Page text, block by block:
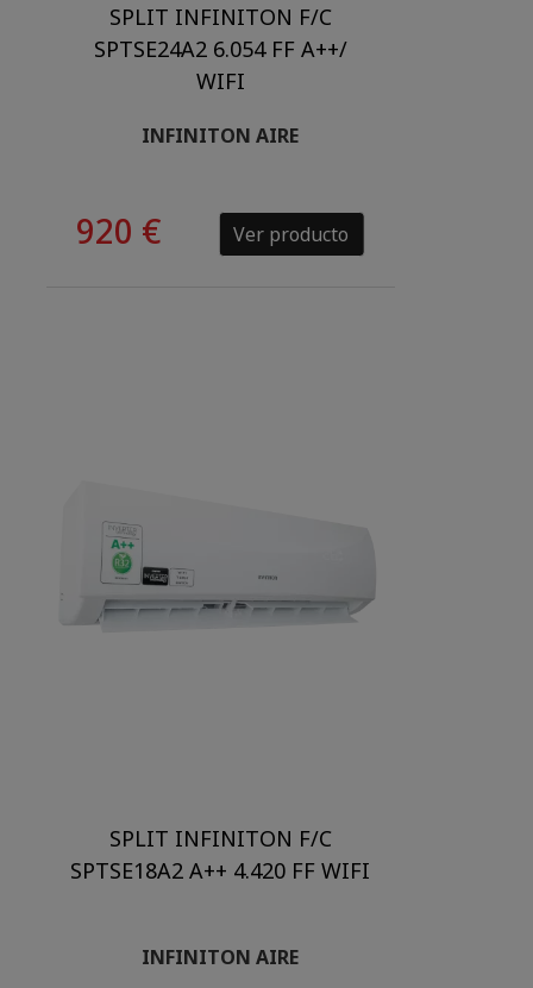
SPLIT INFINITON F/C
SPTSE24A2 6.054 FF A++/
WIFI
INFINITON AIRE
920 € Ver producto
SPLIT INFINITON F/C
SPTSE18A2 A++ 4.420 FF WIFI
INFINITON AIRE